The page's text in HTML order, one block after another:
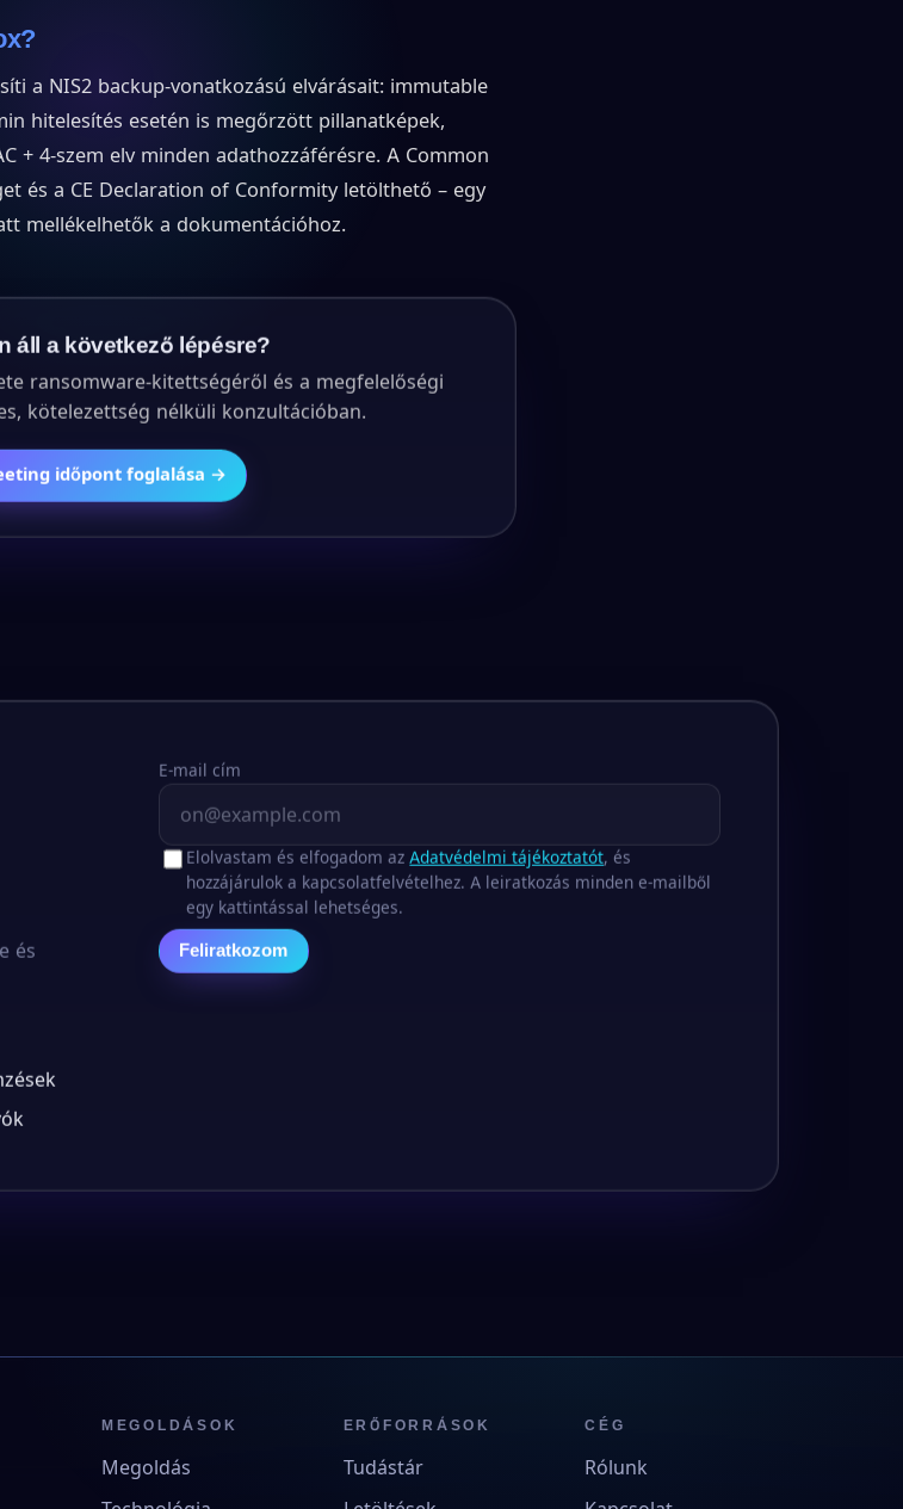
a NIS2 backup-vonatkozású elvárásait: immutable
hitelesítés esetén is megőrzött pillanatképek,
+ 4-szem elv minden adathozzáférésre. A Common
és a CE Declaration of Conformity letölthető – egy
mellékelhetők a dokumentációhoz.
áll a következő lépésre?
ransomware-kitettségéről és a megfelelőségi
kötelezettség nélküli konzultációban.
időpont foglalása →
és
E-mail cím
Elolvastam és elfogadom az Adatvédelmi tájékoztatót, és
hozzájárulok a kapcsolatfelvételhez. A leiratkozás minden e-mailből
egy kattintással lehetséges.
Feliratkozom
MEGOLDÁSOK
Megoldás
ERŐFORRÁSOK
Tudástár
CÉG
Rólunk